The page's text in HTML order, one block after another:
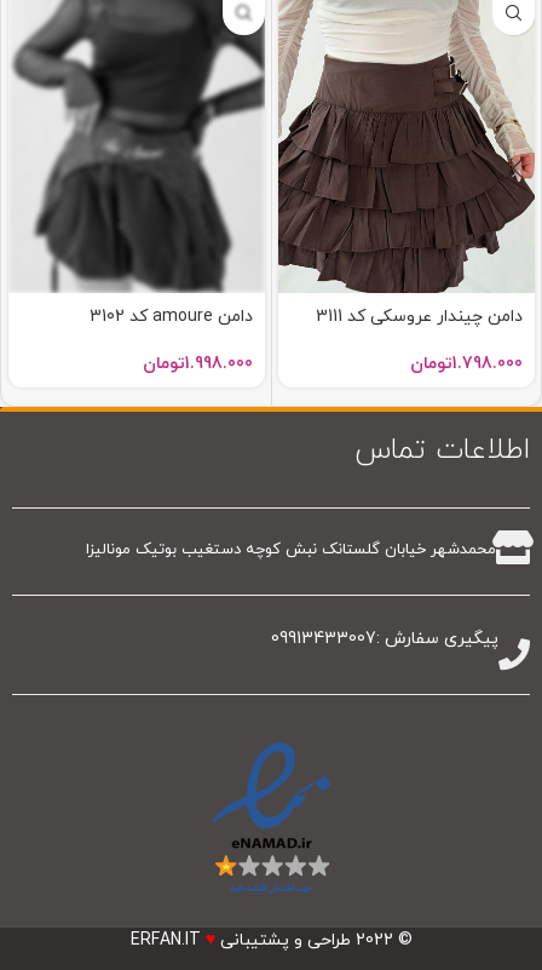
دامن چیندار عروسکی کد 3111
1.798.000تومان
دامن amoure کد 3102
1.998.000تومان
اطلاعات تماس
محمدشهر خیابان گلستانک نبش کوچه دستغیب بوتیک مونالیزا
پیگیری سفارش :09913433007
© 2022 طراحی و پشتیبانی ♥
ERFAN.IT